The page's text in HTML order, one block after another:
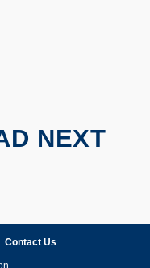
NEXT
Contact Us